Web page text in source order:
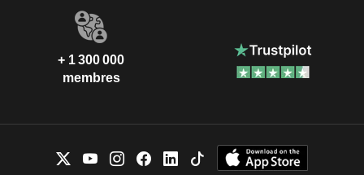
+ 1 300 000
membres